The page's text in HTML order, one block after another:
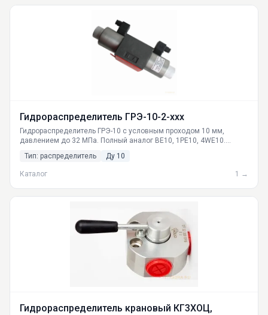
Гидрораспределитель ГРЭ-10-2-ххх
Гидрораспределитель ГРЭ-10 с условным проходом 10 мм,
давлением до 32 МПа. Полный аналог ВЕ10, 1РЕ10, 4WE10.
Москву, СПб, Новосибирск и другие города.
Тип: распределитель Ду 10
Каталог 1 →
Гидрораспределитель крановый КГ3ХОЦ,